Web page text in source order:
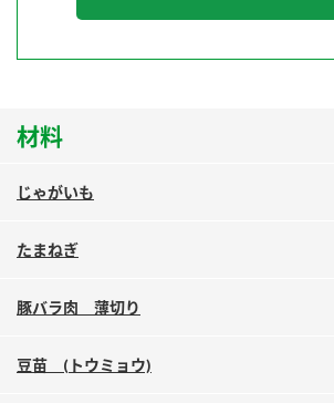
スペシャルサイト
お酢を知ろう！
ぽん酢サワー
ミツカンのCM
各部門が大切にしていること
よくあるご質問
地図から取り扱い店舗を探す
材料
じゃがいも
たまねぎ
豚バラ肉 薄切り
豆苗 (トウミョウ)